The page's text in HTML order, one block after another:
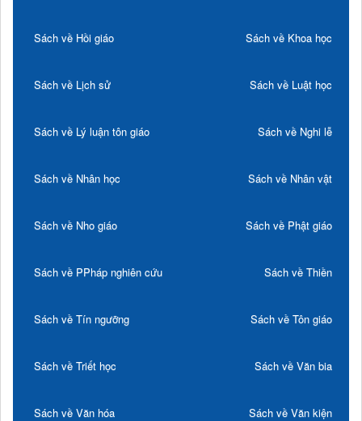
Sách về Hồi giáo Sách về Khoa học
Sách về Lịch sử Sách về Luật học
Sách về Lý luận tôn giáo Sách về Nghi lễ
Sách về Nhân học Sách về Nhân vật
Sách về Nho giáo Sách về Phật giáo
Sách về PPháp nghiên cứu Sách về Thiền
Sách về Tín ngưỡng Sách về Tôn giáo
Sách về Triết học Sách về Văn bia
Sách về Văn hóa Sách về Văn kiện